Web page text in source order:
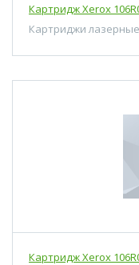
Картридж Xerox
Картриджи
Картридж Xerox